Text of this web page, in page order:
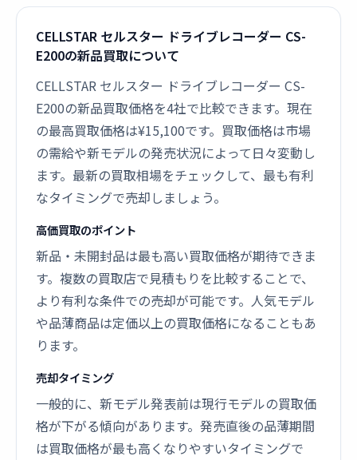
CELLSTAR セルスター ドライブレコーダー CS-
E200の新品買取について
CELLSTAR セルスター ドライブレコーダー CS-
E200の新品買取価格を4社で比較できます。現在
の最高買取価格は¥15,100です。買取価格は市場
の需給や新モデルの発売状況によって日々変動し
ます。最新の買取相場をチェックして、最も有利
なタイミングで売却しましょう。
高価買取のポイント
新品・未開封品は最も高い買取価格が期待できま
す。複数の買取店で見積もりを比較することで、
より有利な条件での売却が可能です。人気モデル
や品薄商品は定価以上の買取価格になることもあ
ります。
売却タイミング
一般的に、新モデル発表前は現行モデルの買取価
格が下がる傾向があります。発売直後の品薄期間
は買取価格が最も高くなりやすいタイミングで